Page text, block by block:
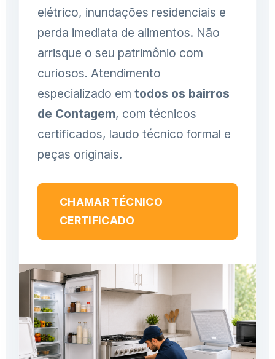
elétrico, inundações residenciais e
perda imediata de alimentos. Não
arrisque o seu patrimônio com
curiosos. Atendimento
especializado em todos os bairros
de Contagem, com técnicos
certificados, laudo técnico formal e
peças originais.
CHAMAR TÉCNICO
CERTIFICADO